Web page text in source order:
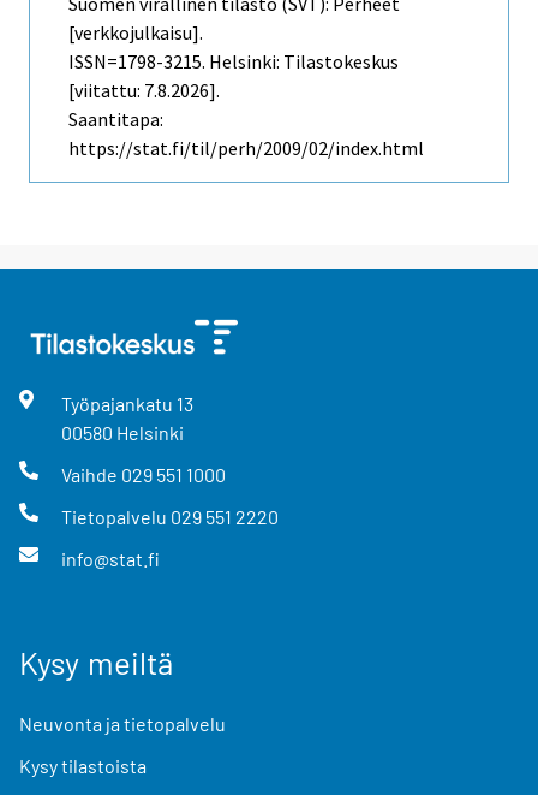
[verkkojulkaisu].
ISSN=1798-3215. Helsinki: Tilastokeskus
[viitattu: 7.8.2026].
Saantitapa:
https://stat.fi/til/perh/2009/02/index.html
Työpajankatu 13
00580 Helsinki
Vaihde 029 551 1000
Tietopalvelu 029 551 2220
info@stat.fi
Kysy meiltä
Neuvonta ja tietopalvelu
Kysy tilastoista